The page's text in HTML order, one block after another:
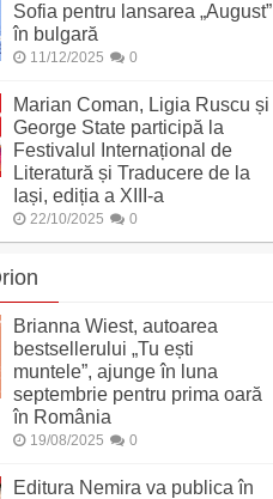
Sofia pentru lansarea „August”
în bulgară
11/12/2025 0
Marian Coman, Ligia Ruscu și
George State participă la
Festivalul Internațional de
Literatură și Traducere de la
Iași, ediția a XIII-a
22/10/2025 0
Brianna Wiest, autoarea
bestsellerului „Tu ești
muntele”, ajunge în luna
septembrie pentru prima oară
în România
19/08/2025 0
Editura Nemira va publica în